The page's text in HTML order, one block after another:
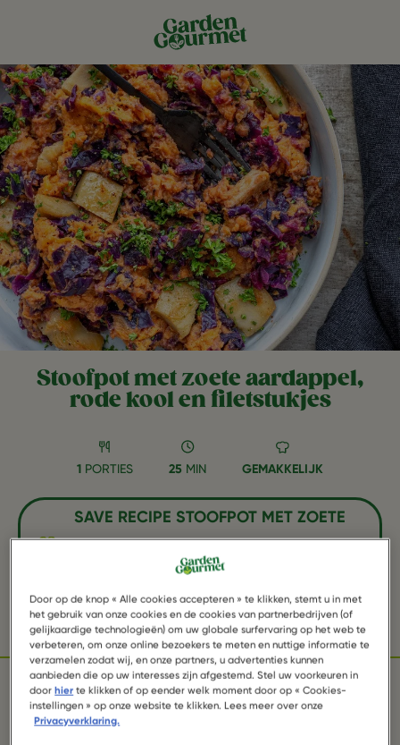
Stoofpot met zoete aardappel,
rode kool en filetstukjes
1 PORTIES 25 MIN GEMAKKELIJK
SAVE RECIPE STOOFPOT MET ZOETE
AARDAPPEL, RODE KOOL EN
FILETSTUKJES AS FAVORITE
FacebookTwitterWhatsApp
Email Pinterest
INGREDIËNTEN
Door op de knop « Alle cookies accepteren » te klikken, stemt u in met
het gebruik van onze cookies en de cookies van partnerbedrijven (of
gelijkaardige technologieën) om uw globale surfervaring op het web te
verbeteren, om onze online bezoekers te meten en nuttige informatie te
verzamelen zodat wij, en onze partners, u advertenties kunnen
aanbieden die op uw interesses zijn afgestemd. Stel uw voorkeuren in
doorhier te klikken of op eender welk moment door op « Cookies-
instellingen » op onze website te klikken. Lees meer over onze
Privacyverklaring.